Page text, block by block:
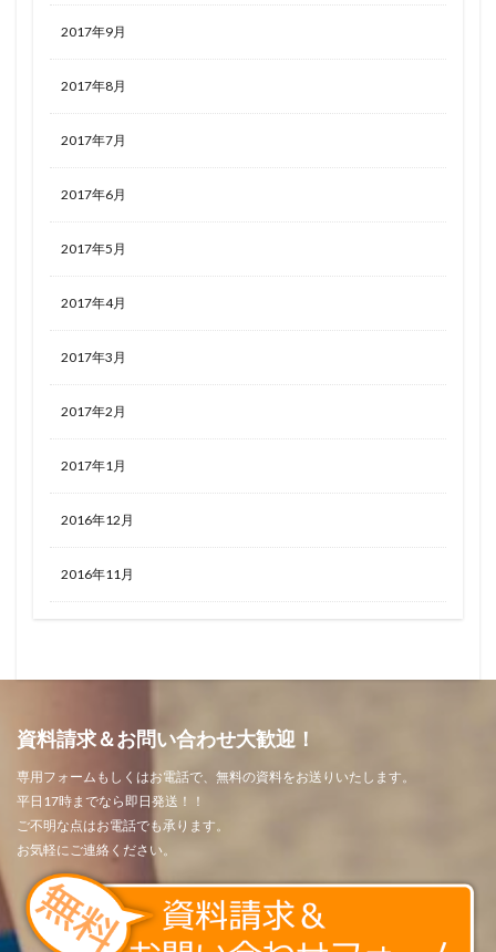
2017年9月
2017年8月
2017年7月
2017年6月
2017年5月
2017年4月
2017年3月
2017年2月
2017年1月
2016年12月
2016年11月
資料請求＆お問い合わせ大歓迎！
専用フォームもしくはお電話で、無料の資料をお送りいたします。
平日17時までなら即日発送！！
ご不明な点はお電話でも承ります。
お気軽にご連絡ください。